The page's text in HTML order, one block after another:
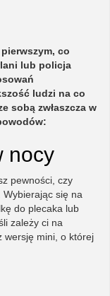
co
lub policja
ludzi na co
sobą zwłaszcza w
nocy
pewności, czy
się na
do plecaka lub
zależy ci na
wersję mini, o której